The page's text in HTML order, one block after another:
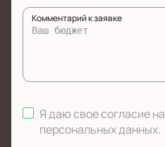
Комментарий к заявке
Я даю свое согласие на
персональных данных.